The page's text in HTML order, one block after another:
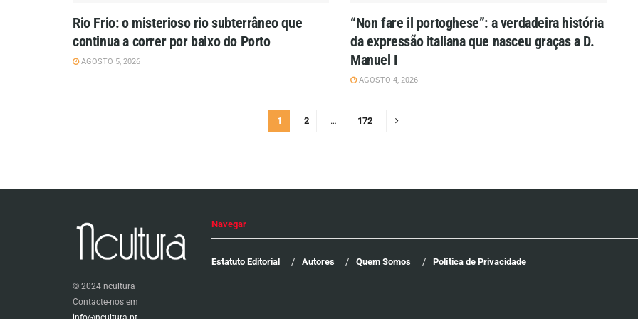
Rio Frio: o misterioso rio subterrâneo que
continua a correr por baixo do Porto
AGOSTO 5, 2026
“Non fare il portoghese”: a verdadeira história
da expressão italiana que nasceu graças a D.
Manuel I
AGOSTO 4, 2026
1 2 … 172
© 2024 ncultura
Contacte-nos em
Navegar
Estatuto Editorial Autores Quem Somos Política de Privacidade